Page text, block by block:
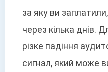
за яку ви
через кілька днів.
різке падіння
сигнал, який може